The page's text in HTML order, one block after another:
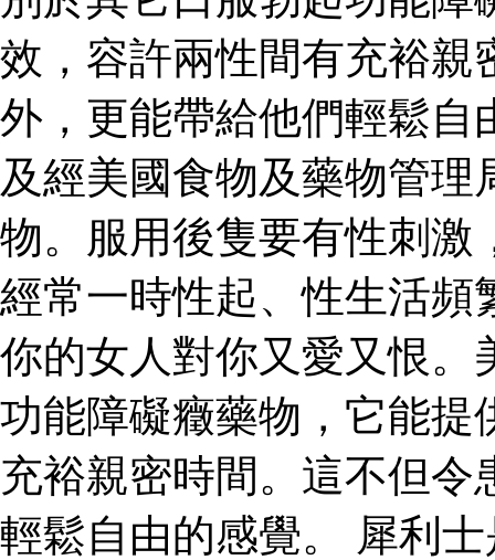
效，容許兩性間有充裕親
外，更能帶給他們輕鬆自
及經美國食物及藥物管
物。服用後隻要有性刺激
經常一時性起、性生活頻
你的女人對你又愛又恨。
功能障礙癥藥物，它能提
充裕親密時間。這不但
輕鬆自由的感覺。 犀利